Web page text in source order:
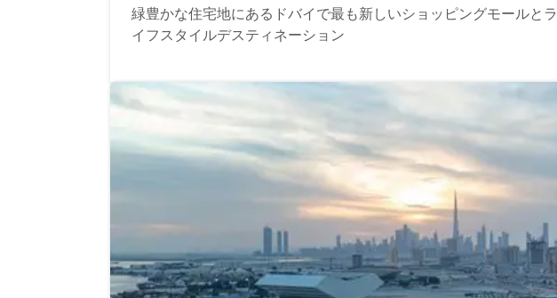
緑豊かな住宅地にあるドバイで最も新しいショッピングモールとラ
イフスタイルデスティネーション